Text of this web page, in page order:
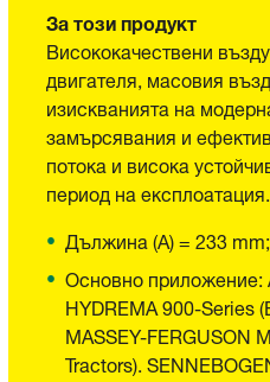
За този продукт
Висококачествени
двигателя, масовия
изискванията на
замърсявания и
потока и висока
период на експлоатация.
Дължина (A) = 233
Основно приложение:
HYDREMA 900-Series
MASSEY-FERGUSON
Tractors).